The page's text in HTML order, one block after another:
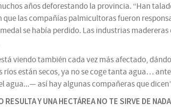
años deforestando la provincia. “Han
que las compañías palmicultoras fueron
se había perdido. Las industrias
viendo también cada vez más afectado,
están secos, ya no se coge tanta agua…
agua...— así hay algunas compañeras que
Y UNA HECTÁREA NO TE SIRVE DE